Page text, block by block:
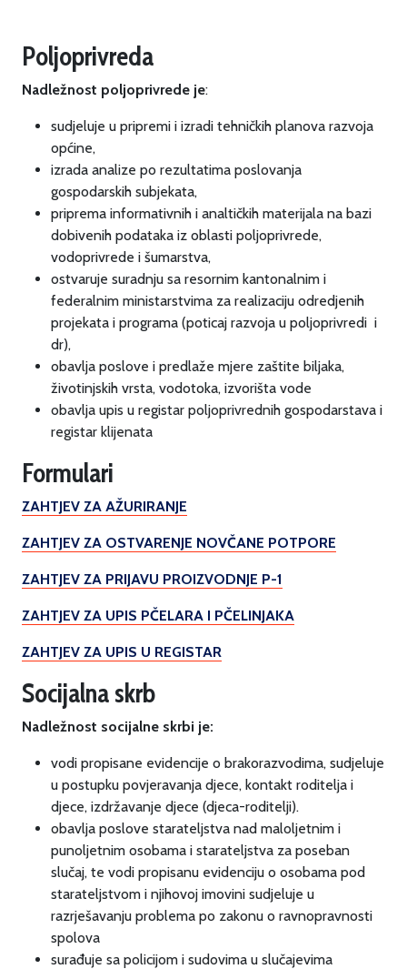
Poljoprivreda
Nadležnost poljoprivrede je:
sudjeluje u pripremi i izradi tehničkih planova razvoja
općine,
izrada analize po rezultatima poslovanja
gospodarskih subjekata,
priprema informativnih i analtičkih materijala na bazi
dobivenih podataka iz oblasti poljoprivrede,
vodoprivrede i šumarstva,
ostvaruje suradnju sa resornim kantonalnim i
federalnim ministarstvima za realizaciju odredjenih
projekata i programa (poticaj razvoja u poljoprivredi i
dr),
obavlja poslove i predlaže mjere zaštite biljaka,
životinjskih vrsta, vodotoka, izvorišta vode
obavlja upis u registar poljoprivrednih gospodarstava i
registar klijenata
Formulari
ZAHTJEV ZA AŽURIRANJE
ZAHTJEV ZA OSTVARENJE NOVČANE POTPORE
ZAHTJEV ZA PRIJAVU PROIZVODNJE P-1
ZAHTJEV ZA UPIS PČELARA I PČELINJAKA
ZAHTJEV ZA UPIS U REGISTAR
Socijalna skrb
Nadležnost socijalne skrbi je:
vodi propisane evidencije o brakorazvodima, sudjeluje
u postupku povjeravanja djece, kontakt roditelja i
djece, izdržavanje djece (djeca-roditelji).
obavlja poslove starateljstva nad maloljetnim i
punoljetnim osobama i starateljstva za poseban
slučaj, te vodi propisanu evidenciju o osobama pod
starateljstvom i njihovoj imovini sudjeluje u
razrješavanju problema po zakonu o ravnopravnosti
spolova
surađuje sa policijom i sudovima u slučajevima